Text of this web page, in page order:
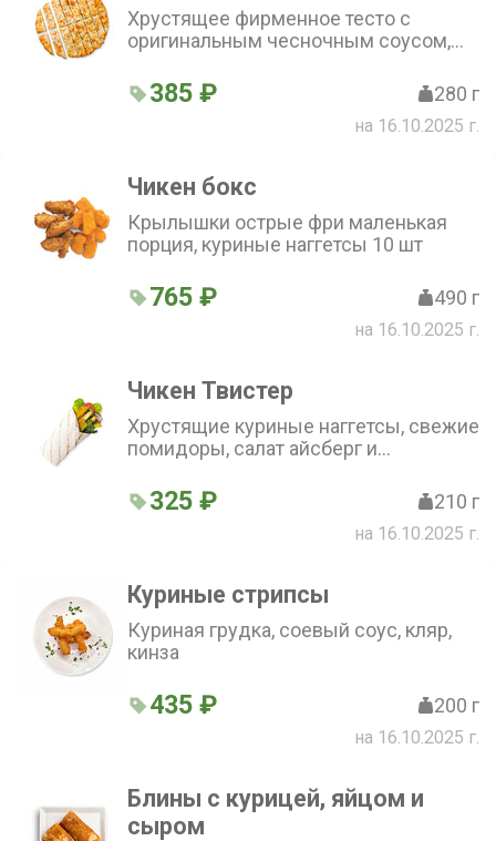
Хрустящее фирменное тесто с
оригинальным чесночным соусом,
385 ₽ 280 г
на 16.10.2025 г.
Чикен бокс
Крылышки острые фри маленькая
порция, куриные наггетсы 10 шт
765 ₽ 490 г
на 16.10.2025 г.
Чикен Твистер
Хрустящие куриные наггетсы, свежие
помидоры, салат айсберг и
майонезом и томатным соусом
325 ₽ 210 г
на 16.10.2025 г.
Куриные стрипсы
Куриная грудка, соевый соус, кляр,
кинза
435 ₽ 200 г
на 16.10.2025 г.
Блины с курицей, яйцом и
сыром